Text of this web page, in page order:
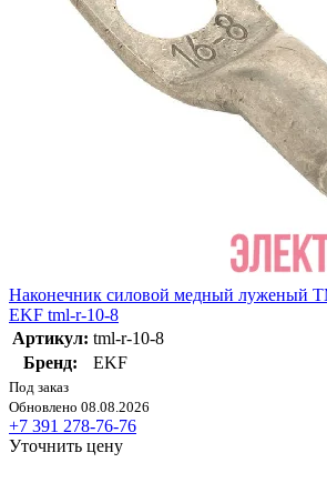
Наконечник силовой медный луженый
EKF tml-r-10-8
Артикул: tml-r-10-8
Бренд:
EKF
Под заказ
Обновлено 08.08.2026
+7 391 278-76-76
Уточнить цену